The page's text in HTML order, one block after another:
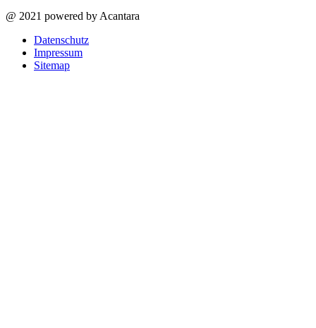
@ 2021 powered by Acantara
Datenschutz
Impressum
Sitemap